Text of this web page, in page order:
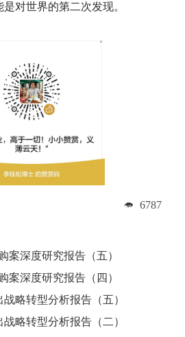
对世界的第二次发现。
6787
案深度研究报告（五）
案深度研究报告（四）
略转型分析报告（五）
略转型分析报告（二）